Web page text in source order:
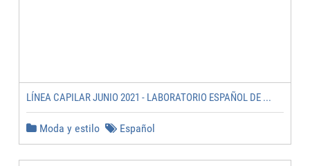
LÍNEA CAPILAR JUNIO 2021 - LABORATORIO ESPAÑOL DE ...
Moda y estilo Español